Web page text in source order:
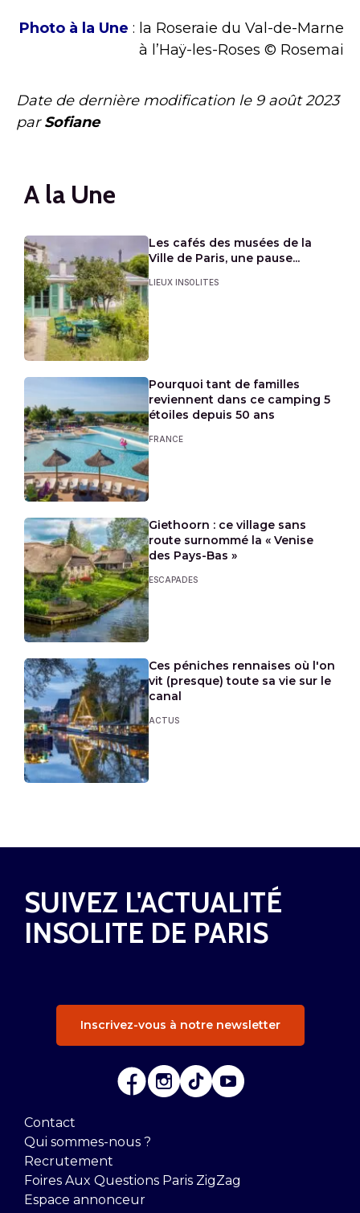
Photo à la Une : la Roseraie du Val-de-Marne
à l’Haÿ-les-Roses © Rosemai
Date de dernière modification le 9 août 2023
parSofiane
A la Une
Les cafés des musées de la
Ville de Paris, une pause...
LIEUX INSOLITES
Pourquoi tant de familles
reviennent dans ce camping 5
étoiles depuis 50 ans
FRANCE
Giethoorn : ce village sans
route surnommé la « Venise
des Pays-Bas »
ESCAPADES
Ces péniches rennaises où l'on
vit (presque) toute sa vie sur le
canal
ACTUS
SUIVEZ L'ACTUALITÉ
INSOLITE DE PARIS
Inscrivez-vous à notre newsletter
Contact
Qui sommes-nous ?
Recrutement
Foires Aux Questions Paris ZigZag
Espace annonceur